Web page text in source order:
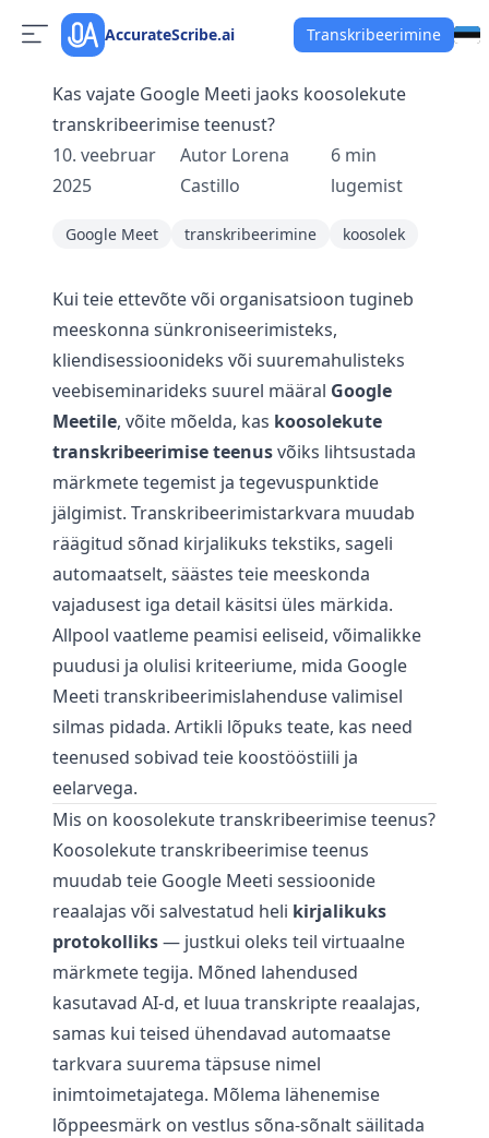
AccurateScribe.ai Transkribeerimine
Kas vajate Google Meeti jaoks koosolekute
transkribeerimise teenust?
10. veebruar
2025
Autor Lorena
Castillo
6 min
lugemist
Google Meet transkribeerimine koosolek
Kui teie ettevõte või organisatsioon tugineb
meeskonna sünkroniseerimisteks,
kliendisessioonideks või suuremahulisteks
veebiseminarideks suurel määral Google
Meetile, võite mõelda, kas koosolekute
transkribeerimise teenusvõiks lihtsustada
märkmete tegemist ja tegevuspunktide
jälgimist. Transkribeerimistarkvara muudab
räägitud sõnad kirjalikuks tekstiks, sageli
automaatselt, säästes teie meeskonda
vajadusest iga detail käsitsi üles märkida.
Allpool vaatleme peamisi eeliseid, võimalikke
puudusi ja olulisi kriteeriume, mida Google
Meeti transkribeerimislahenduse valimisel
silmas pidada. Artikli lõpuks teate, kas need
teenused sobivad teie koostööstiili ja
eelarvega.
Mis on koosolekute transkribeerimise teenus?
Koosolekute transkribeerimise teenus
muudab teie Google Meeti sessioonide
reaalajas või salvestatud heli kirjalikuks
protokolliks— justkui oleks teil virtuaalne
märkmete tegija. Mõned lahendused
kasutavad AI-d, et luua transkripte reaalajas,
samas kui teised ühendavad automaatse
tarkvara suurema täpsuse nimel
inimtoimetajatega. Mõlema lähenemise
lõppeesmärk on vestlus sõna-sõnalt säilitada